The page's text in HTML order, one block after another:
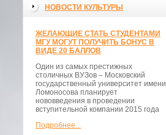
НОВОСТИ КУЛЬТУРЫ
ЖЕЛАЮЩИЕ СТАТЬ СТУДЕНТАМИ
МГУ МОГУТ ПОЛУЧИТЬ БОНУС В
ВИДЕ 20 БАЛЛОВ
Один из самых престижных
столичных ВУЗов – Московский
государственный университет имени
Ломоносова планирует
нововведения в проведении
вступительной компании 2015 года
Подробнее...